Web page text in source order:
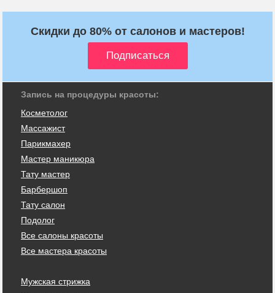
Скидки до 80% от салонов и мастеров!
Запись на процедуры красоты:
Косметолог
Массажист
Парикмахер
Мастер маникюра
Тату мастер
Барбершоп
Тату салон
Подолог
Все салоны красоты
Все мастера красоты
Мужская стрижка